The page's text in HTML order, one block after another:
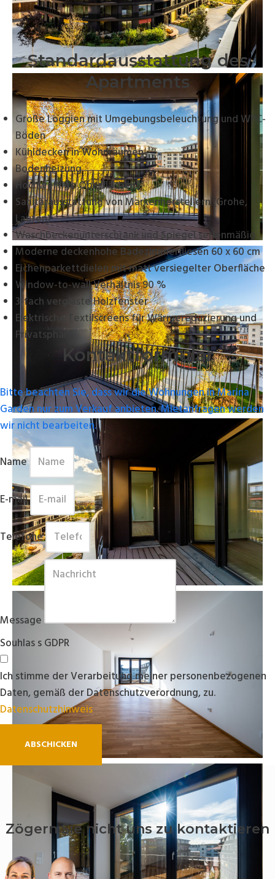
Standardausstattung des
Apartments
Große Loggien mit Umgebungsbeleuchtung und WPC-
Böden
Kühldecken in Wohnräumen
Bodenheizung
Hochwertige Oberflächen
Sanitärausstattung von Markenherstellern (Grohe,
Laufen)
Waschbeckenunterschrank und Spiegel serienmäßig
Moderne deckenhohe Badezimmerfliesen 60 x 60 cm
Eichenparkettdielen mit matt versiegelter Oberfläche
Window-to-wall Verhältnis 90 %
3-fach verglaste Holzfenster
Elektrische Textilscreens für Wärmereduzierung und
Privatsphäre
Kontaktformular
Bitte beachten Sie, dass wir die Wohnungen in Marina
Garden nur zum Verkauf anbieten. Mietanfragen werden
wir nicht bearbeiten.
Name
E-mail
Telefone
Message
Souhlas s GDPR
Ich stimme der Verarbeitung meiner personenbezogenen
Daten, gemäß der Datenschutzverordnung, zu.
Datenschutzhinweis
ABSCHICKEN
Zögern Sie nicht uns zu kontaktieren